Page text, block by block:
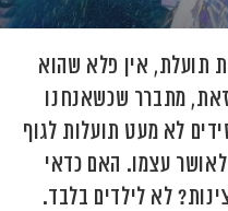
תועלת, אין פלא שהוא
מתברר שכשאנחנו
לא מעט תועלות לגוף
עצמו. האם כדאי
לא לילדים בלבד.